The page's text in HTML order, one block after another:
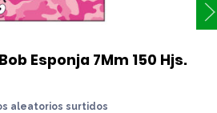
Esponja 7Mm 150 Hjs.
aleatorios surtidos